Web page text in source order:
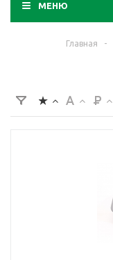
МЕНЮ
Главная -